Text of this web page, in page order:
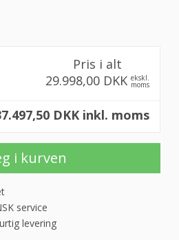
Pris i alt
29.998,00 DKK ekskl.
moms
DKK inkl. moms
i kurven
service
levering